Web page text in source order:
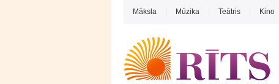
Māksla Mūzika Teātris Kino